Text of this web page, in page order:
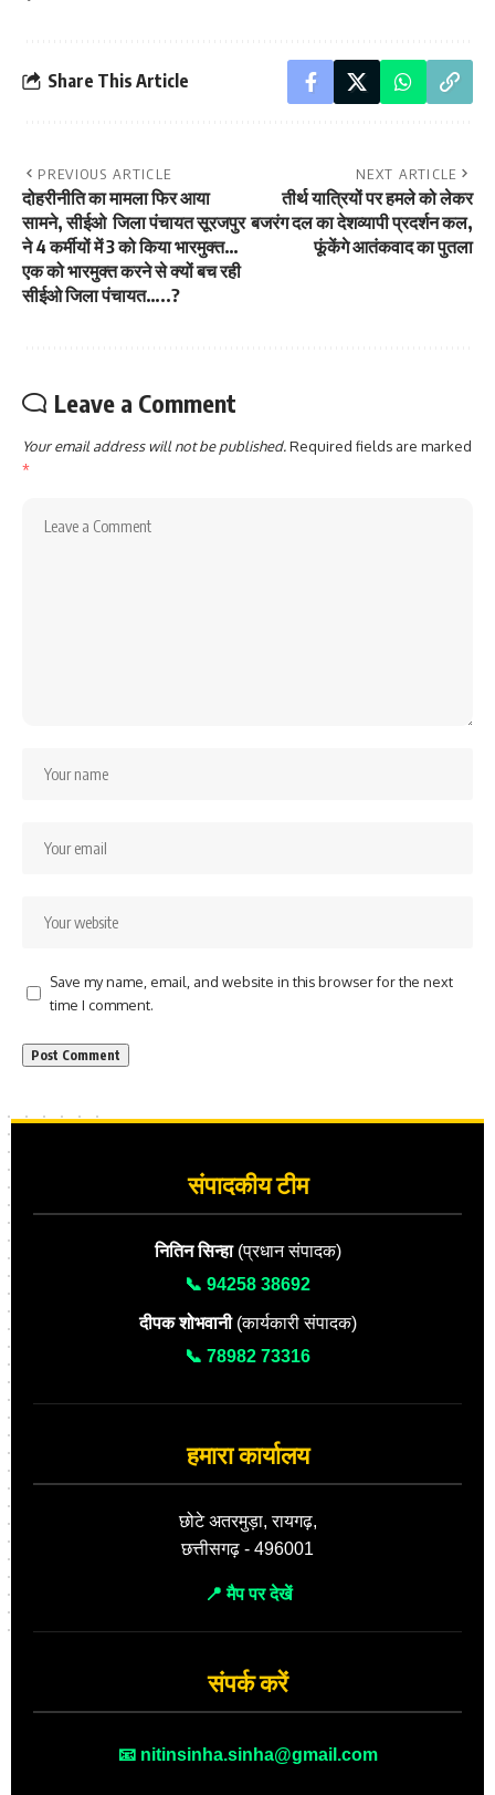
Share This Article
PREVIOUS ARTICLE
दोहरीनीति का मामला फिर आया
सामने, सीईओ जिला पंचायत सूरजपुर
ने 4 कर्मीयों में 3 को किया भारमुक्त…
एक को भारमुक्त करने से क्यों बच रही
सीईओ जिला पंचायत…..?
NEXT ARTICLE
तीर्थ यात्रियों पर हमले को लेकर
बजरंग दल का देशव्यापी प्रदर्शन कल,
फूंकेंगे आतंकवाद का पुतला
Leave a Comment
Your email address will not be published.Required fields are marked
*
Save my name, email, and website in this browser for the next
time I comment.
संपादकीय टीम
नितिन सिन्हा(प्रधान संपादक)
📞 94258 38692
दीपक शोभवानी(कार्यकारी संपादक)
📞 78982 73316
हमारा कार्यालय
छोटे अतरमुड़ा, रायगढ़,
छत्तीसगढ़ - 496001
📍 मैप पर देखें
संपर्क करें
📧 nitinsinha.sinha@gmail.com